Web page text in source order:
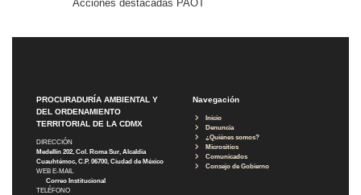
Acciones destacadas PAOT
PROCURADURÍA AMBIENTAL Y
DEL ORDENAMIENTO
TERRITORIAL DE LA CDMX
DIRECCIÓN
Medellín 202, Col. Roma Sur, Alcaldía
Cuauhtémoc, C.P. 06700, Ciudad de México
WEB E-MAIL
Correo Institucional
TELÉFONO
Navegación
Inicio
Denuncia
¿Quiénes somos?
Micrositios
Comunicados
Consejo de Gobierno